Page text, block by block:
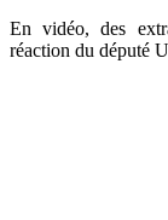
En vidéo, des
réaction du député